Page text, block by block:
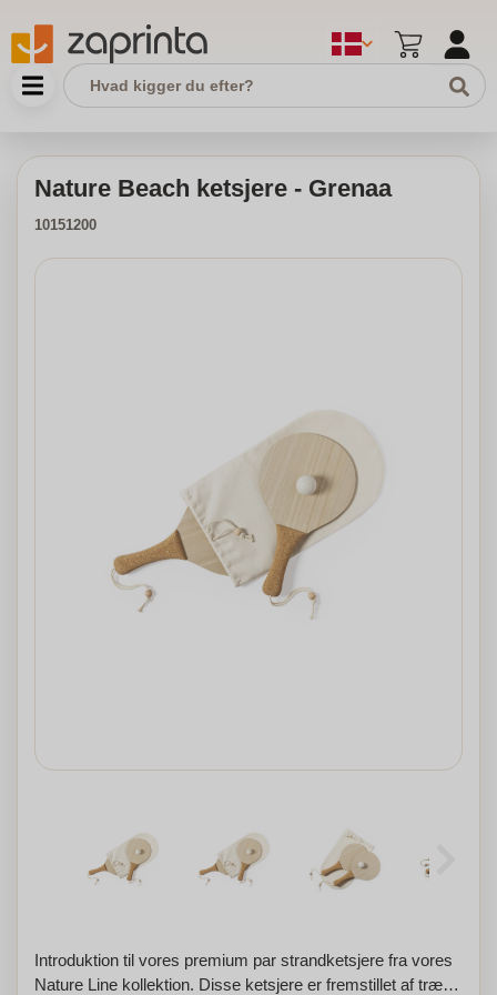
Nature Beach ketsjere - Grenaa
10151200
Introduktion til vores premium par strandketsjere fra vores
Nature Line kollektion. Disse ketsjere er fremstillet af træ af